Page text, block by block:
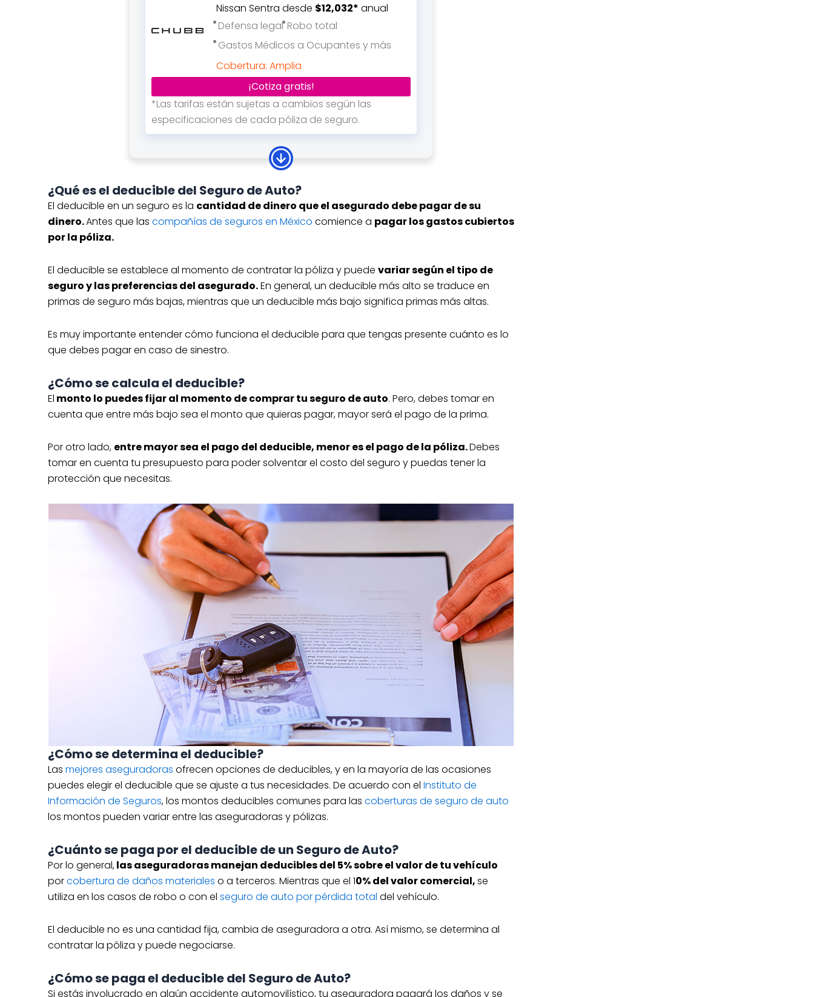
Nissan Sentra desde $12,032* anual
Defensa legal Robo total
Gastos Médicos a Ocupantes y más
Cobertura: Amplia
¡Cotiza gratis!
*Las tarifas están sujetas a cambios según las
especificaciones de cada póliza de seguro.
Cotiza hoy tu seguro de auto para
Asistencia vial Daños materiales
auto sustituto y más Cobertura: Amplia
especificaciones de cada póliza de seguro.
Cotiza hoy tu seguro de auto para
Robo total RC Defensa legal
Cobertura: Amplia
¡Cotiza gratis!
*Las tarifas están sujetas a cambios según las
Defensa legal Robo total RC y más
Cobertura: Limitada
¡Cotiza gratis!
*Las tarifas están sujetas a cambios según las
especificaciones de cada póliza de seguro.
¿Qué es el deducible del Seguro de Auto?
El deducible en un seguro es la cantidad de dinero que el asegurado debe pagar de su
dinero.Antes que las compañías de seguros en México comience a pagar los gastos cubiertos
por la póliza.
El deducible se establece al momento de contratar la póliza y puede variar según el tipo de
seguro y las preferencias del asegurado.En general, un deducible más alto se traduce en
primas de seguro más bajas, mientras que un deducible más bajo significa primas más altas.
Es muy importante entender cómo funciona el deducible para que tengas presente cuánto es lo
que debes pagar en caso de sinestro.
¿Cómo se calcula el deducible?
El monto lo puedes fijar al momento de comprar tu seguro de auto. Pero, debes tomar en
cuenta que entre más bajo sea el monto que quieras pagar, mayor será el pago de la prima.
Por otro lado, entre mayor sea el pago del deducible, menor es el pago de la póliza.Debes
tomar en cuenta tu presupuesto para poder solventar el costo del seguro y puedas tener la
protección que necesitas.
¿Cómo se determina el deducible?
Las mejores aseguradoras ofrecen opciones de deducibles, y en la mayoría de las ocasiones
puedes elegir el deducible que se ajuste a tus necesidades. De acuerdo con el Instituto de
Información de Seguros, los montos deducibles comunes para las coberturas de seguro de auto
los montos pueden variar entre las aseguradoras y pólizas.
¿Cuánto se paga por el deducible de un Seguro de Auto?
Por lo general,las aseguradoras manejan deducibles del 5% sobre el valor de tu vehículo
porcobertura de daños materiales o a terceros. Mientras que el 10% del valor comercial,se
utiliza en los casos de robo o con el seguro de auto por pérdida total del vehículo.
El deducible no es una cantidad fija, cambia de aseguradora a otra. Así mismo, se determina al
contratar la póliza y puede negociarse.
¿Cómo se paga el deducible del Seguro de Auto?
Si estás involucrado en algún accidente automovilístico, tu aseguradora pagará los daños y se